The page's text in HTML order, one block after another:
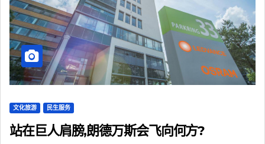
文化旅游 民生服务
站在巨人肩膀,朗德万斯会飞向何方?